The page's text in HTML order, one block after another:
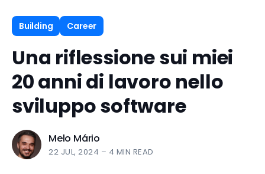
Building Career
Una riflessione sui miei
20 anni di lavoro nello
sviluppo software
Melo Mário
22 JUL, 2024 – 4 MIN READ